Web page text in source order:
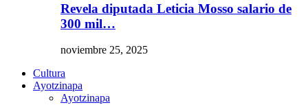
Revela diputada Leticia Mosso salario de
300 mil…
noviembre 25, 2025
Cultura
Ayotzinapa
Ayotzinapa